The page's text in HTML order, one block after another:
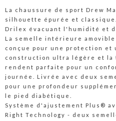
La chaussure de sport Drew
silhouette épurée et
Drilex évacuant l'humidité et
La semelle intérieure
conçue pour une protection et
construction ultra légère et la
rendent parfaite pour un
journée. Livrée avec deux
pour une profondeur
le pied diabétique.
Système d'ajustement Plus®
Right Technology - deux